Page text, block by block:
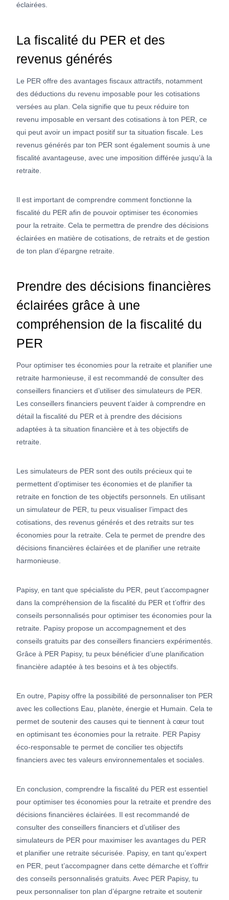
éclairées.
La fiscalité du PER et des
revenus générés
Le PER offre des avantages fiscaux attractifs, notamment
des déductions du revenu imposable pour les cotisations
versées au plan. Cela signifie que tu peux réduire ton
revenu imposable en versant des cotisations à ton PER, ce
qui peut avoir un impact positif sur ta situation fiscale. Les
revenus générés par ton PER sont également soumis à une
fiscalité avantageuse, avec une imposition différée jusqu’à la
retraite.
Il est important de comprendre comment fonctionne la
fiscalité du PER afin de pouvoir optimiser tes économies
pour la retraite. Cela te permettra de prendre des décisions
éclairées en matière de cotisations, de retraits et de gestion
de ton plan d’épargne retraite.
Prendre des décisions financières
éclairées grâce à une
compréhension de la fiscalité du
PER
Pour optimiser tes économies pour la retraite et planifier une
retraite harmonieuse, il est recommandé de consulter des
conseillers financiers et d’utiliser des simulateurs de PER.
Les conseillers financiers peuvent t’aider à comprendre en
détail la fiscalité du PER et à prendre des décisions
adaptées à ta situation financière et à tes objectifs de
retraite.
Les simulateurs de PER sont des outils précieux qui te
permettent d’optimiser tes économies et de planifier ta
retraite en fonction de tes objectifs personnels. En utilisant
un simulateur de PER, tu peux visualiser l’impact des
cotisations, des revenus générés et des retraits sur tes
économies pour la retraite. Cela te permet de prendre des
décisions financières éclairées et de planifier une retraite
harmonieuse.
Papisy, en tant que spécialiste du PER, peut t’accompagner
dans la compréhension de la fiscalité du PER et t’offrir des
conseils personnalisés pour optimiser tes économies pour la
retraite. Papisy propose un accompagnement et des
conseils gratuits par des conseillers financiers expérimentés.
Grâce à PER Papisy, tu peux bénéficier d’une planification
financière adaptée à tes besoins et à tes objectifs.
En outre, Papisy offre la possibilité de personnaliser ton PER
avec les collections Eau, planète, énergie et Humain. Cela te
permet de soutenir des causes qui te tiennent à cœur tout
en optimisant tes économies pour la retraite. PER Papisy
éco-responsable te permet de concilier tes objectifs
financiers avec tes valeurs environnementales et sociales.
En conclusion, comprendre la fiscalité du PER est essentiel
pour optimiser tes économies pour la retraite et prendre des
décisions financières éclairées. Il est recommandé de
consulter des conseillers financiers et d’utiliser des
simulateurs de PER pour maximiser les avantages du PER
et planifier une retraite sécurisée. Papisy, en tant qu’expert
en PER, peut t’accompagner dans cette démarche et t’offrir
des conseils personnalisés gratuits. Avec PER Papisy, tu
peux personnaliser ton plan d’épargne retraite et soutenir